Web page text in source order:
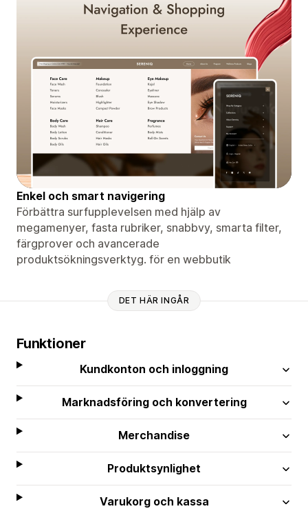
Enkel och smart navigering
Förbättra surfupplevelsen med hjälp av
megamenyer, fasta rubriker, snabbvy, smarta filter,
färgprover och avancerade
produktsökningsverktyg. för en webbutik
DET HÄR INGÅR
Funktioner
Kundkonton och inloggning
Marknadsföring och konvertering
Merchandise
Produktsynlighet
Varukorg och kassa